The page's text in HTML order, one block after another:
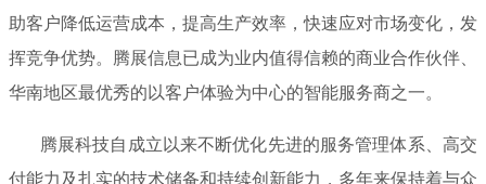
助客户降低运营成本，提高生产效率，快速应对市场变化，发
挥竞争优势。腾展信息已成为业内值得信赖的商业合作伙伴、
华南地区最优秀的以客户体验为中心的智能服务商之一。
腾展科技自成立以来不断优化先进的服务管理体系、高交
付能力及扎实的技术储备和持续创新能力，多年来保持着与众